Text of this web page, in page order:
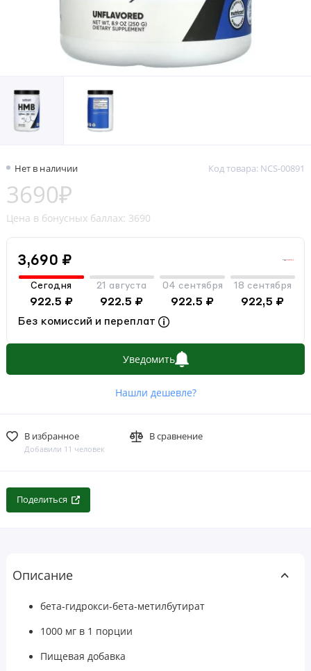
Нет в наличии Код товара: NCS-00891
3690₽
Цена в бонусных баллах: 3690
3,690 ₽
Сегодня
922.5 ₽
21 августа
922.5 ₽
04 сентября
922.5 ₽
18 сентября
922,5 ₽
Без комиссий и переплат
Уведомить
Нашли дешевле?
В избранное
Добавили 11 человек
В сравнение
Поделиться
Описание
бета-гидрокси-бета-метилбутират
1000 мг в 1 порции
Пищевая добавка